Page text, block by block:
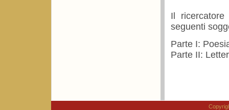
Il
seguenti
Parte I:
Parte II: